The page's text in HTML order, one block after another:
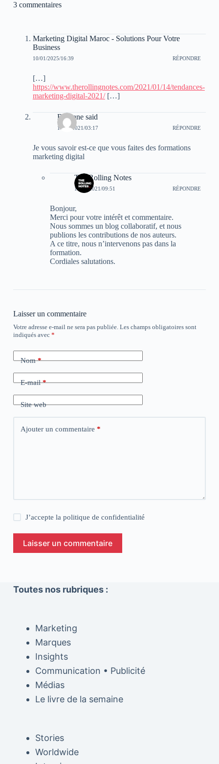
3 commentaires
Marketing Digital Maroc - Solutions Pour Votre
Business
10/01/2025/16:39 RÉPONDRE
[…]
https://www.therollingnotes.com/2021/01/14/tendances-
marketing-digital-2021/[…]
Bourane said
17/11/2021/03:17 RÉPONDRE
Je vous savoir est-ce que vous faites des formations
marketing digital
The Rolling Notes
18/11/2021/09:51 RÉPONDRE
Bonjour,
Merci pour votre intérêt et commentaire.
Nous sommes un blog collaboratif, et nous
publions les contributions de nos auteurs.
A ce titre, nous n’intervenons pas dans la
formation.
Cordiales salutations.
Laisser un commentaire
Votre adresse e-mail ne sera pas publiée. Les champs obligatoires sont
indiqués avec *
Nom*
E-mail*
Site web
Ajouter un commentaire *
J’accepte lapolitique de confidentialité
Laisser un commentaire
Toutes nos rubriques :
Marketing
Marques
Insights
Communication • Publicité
Médias
Le livre de la semaine
Stories
Worldwide